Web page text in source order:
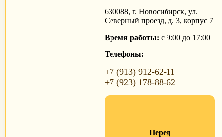
630088, г. Новосибирск, ул.
Северный проезд, д. 3, корпус 7
Время работы: с 9:00 до 17:00
Телефоны:
+7 (913) 912-62-11
+7 (923) 178-88-62
Перед